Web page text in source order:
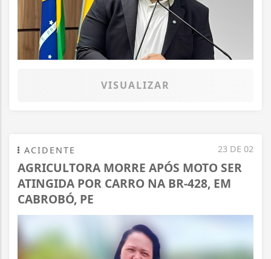
VISUALIZAR
23 DE 02
ACIDENTE
AGRICULTORA MORRE APÓS MOTO SER
ATINGIDA POR CARRO NA BR-428, EM
CABROBÓ, PE